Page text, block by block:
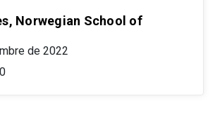
Norwegian School of
de 2022